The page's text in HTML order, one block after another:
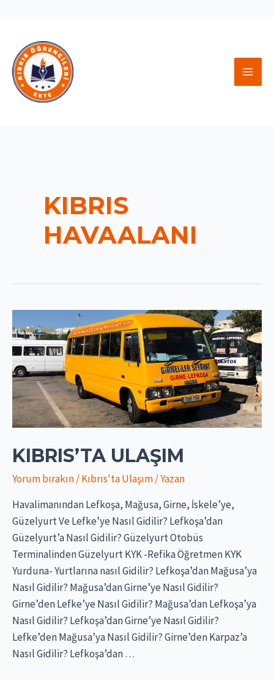
KIBRIS
HAVAALANI
KIBRIS’TA ULAŞIM
Yorum bırakın/Kıbrıs'ta Ulaşım/ Yazan
Havalimanından Lefkoşa, Mağusa, Girne, İskele’ye,
Güzelyurt Ve Lefke’ye Nasıl Gidilir? Lefkoşa’dan
Güzelyurt’a Nasıl Gidilir? Güzelyurt Otobüs
Terminalinden Güzelyurt KYK -Refika Öğretmen KYK
Yurduna- Yurtlarına nasıl Gidilir? Lefkoşa’dan Mağusa’ya
Nasıl Gidilir? Mağusa’dan Girne’ye Nasıl Gidilir?
Girne’den Lefke’ye Nasıl Gidilir? Mağusa’dan Lefkoşa’ya
Nasıl Gidilir? Lefkoşa’dan Girne’ye Nasıl Gidilir?
Lefke’den Mağusa’ya Nasıl Gidilir? Girne’den Karpaz’a
Nasıl Gidilir? Lefkoşa’dan …